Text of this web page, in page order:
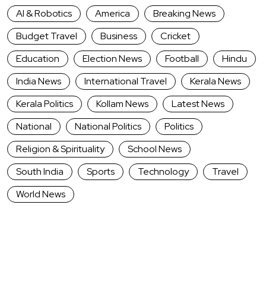
AI & Robotics America
Breaking News
Budget Travel
Business
Cricket
Education
Election News Football
Hindu
India News
International Travel
Kerala News
Kerala Politics
Kollam News
Latest News
National
National Politics
Politics
Religion & Spirituality
School News
South India
Sports Technology
Travel
World News